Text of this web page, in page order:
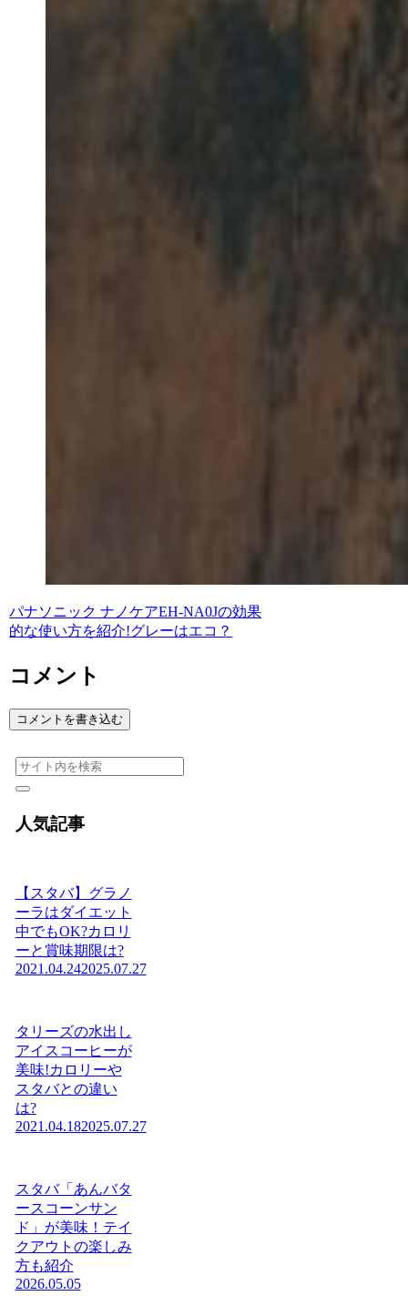
パナソニック ナノケアEH-NA0Jの効果
的な使い方を紹介!グレーはエコ？
コメント
コメントを書き込む
人気記事
【スタバ】グラノ
ーラはダイエット
中でもOK?カロリ
ーと賞味期限は?
2021.04.242025.07.27
タリーズの水出し
アイスコーヒーが
美味!カロリーや
スタバとの違い
は?
2021.04.182025.07.27
スタバ「あんバタ
ースコーンサン
ド」が美味！テイ
クアウトの楽しみ
方も紹介
2026.05.05